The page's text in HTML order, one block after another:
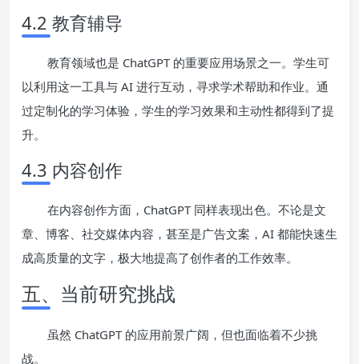
4.2 教育辅导
教育领域也是 ChatGPT 的重要应用场景之一。学生可
以利用这一工具与 AI 进行互动，寻求学术帮助和作业。通
过定制化的学习体验，学生的学习效果和主动性都得到了提
升。
4.3 内容创作
在内容创作方面，ChatGPT 同样表现出色。不论是文
章、博客、社交媒体内容，甚至是广告文案，AI 都能快速生
成高质量的文字，极大地提高了创作者的工作效率。
五、当前研究挑战
虽然 ChatGPT 的应用前景广阔，但也面临着不少挑
战。